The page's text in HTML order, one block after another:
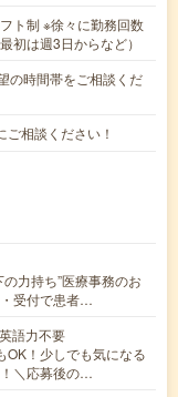
ト制 ※徐々に勤務回数
初は週3日からなど）
の時間帯をご相談くだ
相談ください！
力持ち”医療事務のお
受付で患者…
語力不要
OK！少しでも気になる
＼応募後の…